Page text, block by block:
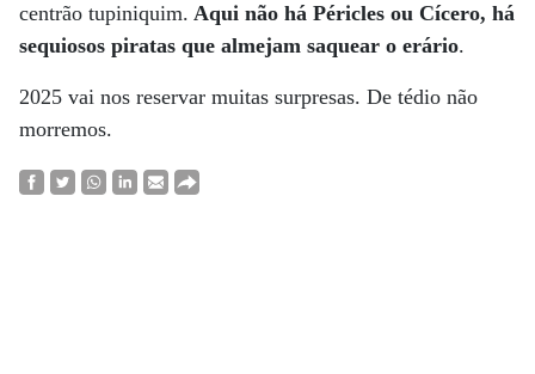
centrão tupiniquim. Aqui não há Péricles ou Cícero, há
sequiosos piratas que almejam saquear o erário.
2025 vai nos reservar muitas surpresas. De tédio não
morremos.